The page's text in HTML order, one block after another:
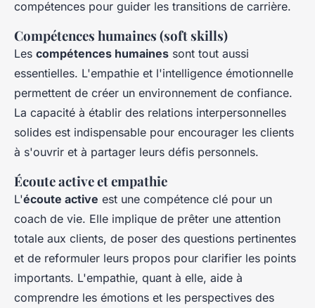
compétences pour guider les transitions de carrière.
Compétences humaines (soft skills)
Les compétences humaines sont tout aussi
essentielles. L'empathie et l'intelligence émotionnelle
permettent de créer un environnement de confiance.
La capacité à établir des relations interpersonnelles
solides est indispensable pour encourager les clients
à s'ouvrir et à partager leurs défis personnels.
Écoute active et empathie
L'écoute active est une compétence clé pour un
coach de vie. Elle implique de prêter une attention
totale aux clients, de poser des questions pertinentes
et de reformuler leurs propos pour clarifier les points
importants. L'empathie, quant à elle, aide à
comprendre les émotions et les perspectives des